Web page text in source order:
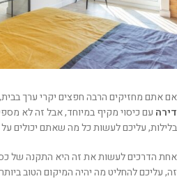
אם אתם מחזיקים הרבה חפצים יקרי ערך
דירה עם כיסוי מקיף במיוחד, אבל זה לא
בלילות, עליכם לעשות כל מה שאתם יכולים
אחת הדרכים לעשות את זה היא התקנה של
זה, עליכם להחליט מה יהיה המיקום הטוב